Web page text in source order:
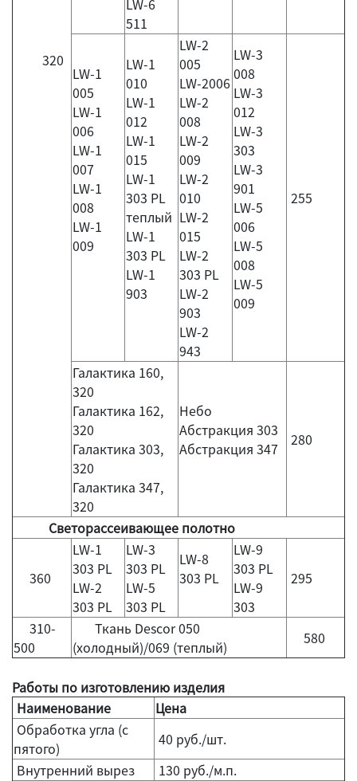
320
LW-6
511
LW-1
005
LW-1
006
LW-1
007
LW-1
008
LW-1
009
LW-1
010
LW-1
012
LW-1
015
LW-1
303 PL
теплый
LW-1
303 PL
LW-1
903
LW-2
005
LW-2006
LW-2
008
LW-2
009
LW-2
010
LW-2
015
LW-2
303 PL
LW-2
903
LW-2
943
LW-3
008
LW-3
012
LW-3
303
LW-3
901
LW-5
006
LW-5
008
LW-5
009
255
Галактика 160,
320
Галактика 162,
320
Галактика 303,
320
Галактика 347,
320
Небо
Абстракция 303
Абстракция 347
280
Светорассеивающее полотно
360
LW-1
303 PL
LW-2
303 PL
LW-3
303 PL
LW-5
303 PL
LW-8
303 PL
LW-9
303 PL
LW-9
303
295
310-
500
Ткань Descor 050
(холодный)/069 (теплый)
580
Работы по изготовлению изделия
Наименование
Цена
Обработка угла (с
пятого)
40 руб./шт.
Внутренний вырез
130 руб./м.п.